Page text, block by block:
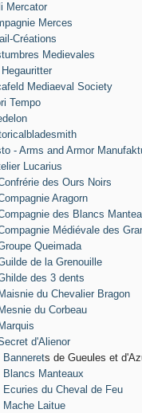
Mercator
Merces
Créations
Medievales
Hegauritter
Mediaeval Society
Tempo
- Arms and Armor
Lucarius
des Ours Noirs
Aragorn
des Blancs
Médiévale des
Queimada
de la Grenouille
des 3 dents
du Chevalier Bragon
du Corbeau
d'Alienor
Bannerets de Gueules et
Blancs Manteaux
Ecuries du Cheval de Feu
Mache Laitue